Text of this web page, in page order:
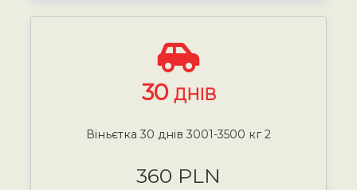
30 ДНІВ
Віньєтка 30 днів 3001-3500 кг 2
360 PLN